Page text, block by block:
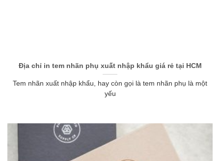
Địa chỉ in tem nhãn phụ xuất nhập khẩu giá rẻ tại HCM
Tem nhãn xuất nhập khẩu, hay còn gọi là tem nhãn phụ là một
yếu